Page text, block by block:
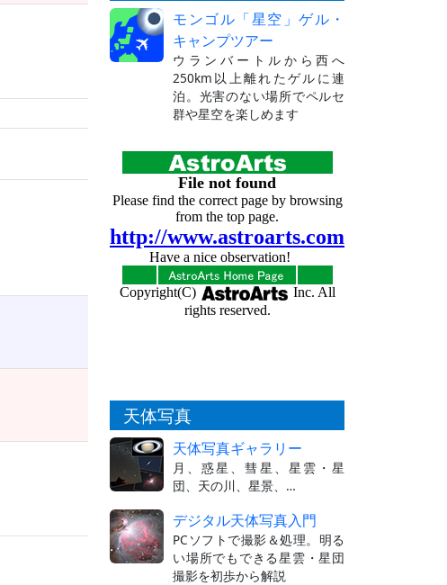
モンゴル「星空」ゲル・
キャンプツアー
ウランバートルから西へ
250km以上離れたゲルに連
泊。光害のない場所でペルセ
群や星空を楽しめます
天体写真
天体写真ギャラリー
月、惑星、彗星、星雲・星
団、天の川、星景、…
デジタル天体写真入門
PCソフトで撮影＆処理。明る
い場所でもできる星雲・星団
撮影を初歩から解説